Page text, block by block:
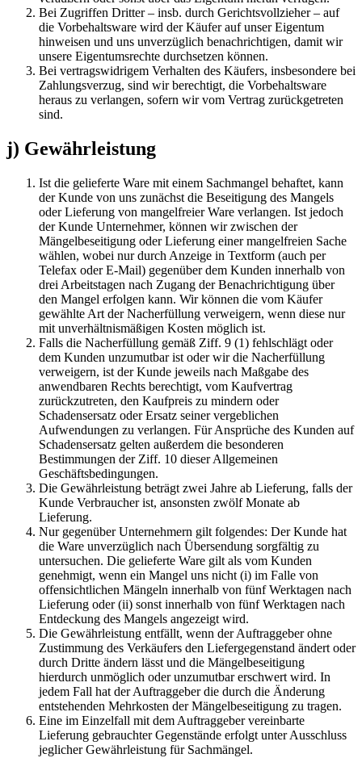
Bei Zugriffen Dritter – insb. durch Gerichtsvollzieher – auf
die Vorbehaltsware wird der Käufer auf unser Eigentum
hinweisen und uns unverzüglich benachrichtigen, damit wir
unsere Eigentumsrechte durchsetzen können.
Bei vertragswidrigem Verhalten des Käufers, insbesondere bei
Zahlungsverzug, sind wir berechtigt, die Vorbehaltsware
heraus zu verlangen, sofern wir vom Vertrag zurückgetreten
sind.
j) Gewährleistung
Ist die gelieferte Ware mit einem Sachmangel behaftet, kann
der Kunde von uns zunächst die Beseitigung des Mangels
oder Lieferung von mangelfreier Ware verlangen. Ist jedoch
der Kunde Unternehmer, können wir zwischen der
Mängelbeseitigung oder Lieferung einer mangelfreien Sache
wählen, wobei nur durch Anzeige in Textform (auch per
Telefax oder E-Mail) gegenüber dem Kunden innerhalb von
drei Arbeitstagen nach Zugang der Benachrichtigung über
den Mangel erfolgen kann. Wir können die vom Käufer
gewählte Art der Nacherfüllung verweigern, wenn diese nur
mit unverhältnismäßigen Kosten möglich ist.
Falls die Nacherfüllung gemäß Ziff. 9 (1) fehlschlägt oder
dem Kunden unzumutbar ist oder wir die Nacherfüllung
verweigern, ist der Kunde jeweils nach Maßgabe des
anwendbaren Rechts berechtigt, vom Kaufvertrag
zurückzutreten, den Kaufpreis zu mindern oder
Schadensersatz oder Ersatz seiner vergeblichen
Aufwendungen zu verlangen. Für Ansprüche des Kunden auf
Schadensersatz gelten außerdem die besonderen
Bestimmungen der Ziff. 10 dieser Allgemeinen
Geschäftsbedingungen.
Die Gewährleistung beträgt zwei Jahre ab Lieferung, falls der
Kunde Verbraucher ist, ansonsten zwölf Monate ab
Lieferung.
Nur gegenüber Unternehmern gilt folgendes: Der Kunde hat
die Ware unverzüglich nach Übersendung sorgfältig zu
untersuchen. Die gelieferte Ware gilt als vom Kunden
genehmigt, wenn ein Mangel uns nicht (i) im Falle von
offensichtlichen Mängeln innerhalb von fünf Werktagen nach
Lieferung oder (ii) sonst innerhalb von fünf Werktagen nach
Entdeckung des Mangels angezeigt wird.
Die Gewährleistung entfällt, wenn der Auftraggeber ohne
Zustimmung des Verkäufers den Liefergegenstand ändert oder
durch Dritte ändern lässt und die Mängelbeseitigung
hierdurch unmöglich oder unzumutbar erschwert wird. In
jedem Fall hat der Auftraggeber die durch die Änderung
entstehenden Mehrkosten der Mängelbeseitigung zu tragen.
Eine im Einzelfall mit dem Auftraggeber vereinbarte
Lieferung gebrauchter Gegenstände erfolgt unter Ausschluss
jeglicher Gewährleistung für Sachmängel.